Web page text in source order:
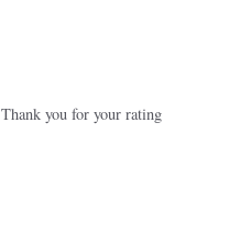
Thank you for your rating